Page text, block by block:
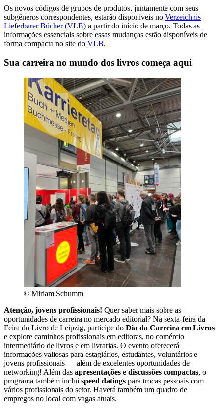
Os novos códigos de grupos de produtos, juntamente com seus
subgêneros correspondentes, estarão disponíveis no Verzeichnis
Lieferbarer Bücher (VLB) a partir do início de março. Todas as
informações essenciais sobre essas mudanças estão disponíveis de
forma compacta no site do VLB.
Sua carreira no mundo dos livros começa aqui
© Miriam Schumm
Atenção, jovens profissionais! Quer saber mais sobre as
oportunidades de carreira no mercado editorial? Na sexta-feira da
Feira do Livro de Leipzig, participe do Dia da Carreira em Livros
e explore caminhos profissionais em editoras, no comércio
intermediário de livros e em livrarias. O evento oferecerá
informações valiosas para estagiários, estudantes, voluntários e
jovens profissionais — além de excelentes oportunidades de
networking! Além das apresentações e discussões compactas, o
programa também inclui speed datings para trocas pessoais com
vários profissionais do setor. Haverá também um quadro de
empregos no local com vagas atuais.